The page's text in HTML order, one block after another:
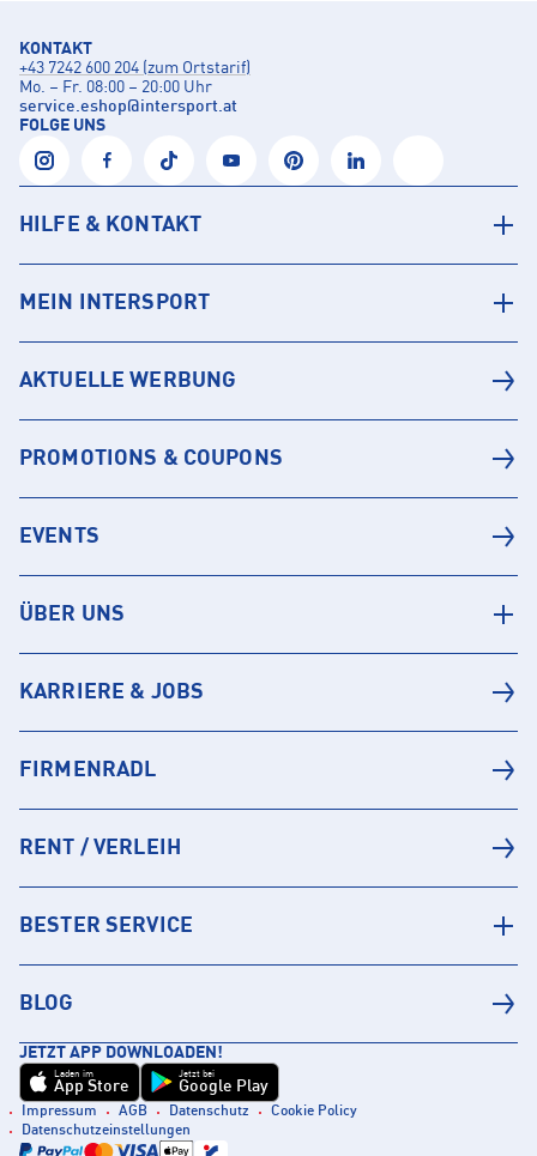
KONTAKT
+43 7242 600 204 (zum Ortstarif)
Mo. – Fr. 08:00 – 20:00 Uhr
service.eshop@intersport.at
FOLGE UNS
HILFE & KONTAKT
MEIN INTERSPORT
AKTUELLE WERBUNG
PROMOTIONS & COUPONS
EVENTS
ÜBER UNS
KARRIERE & JOBS
FIRMENRADL
RENT / VERLEIH
BESTER SERVICE
BLOG
JETZT APP DOWNLOADEN!
Laden im
App Store
Jetzt bei
Google Play
Impressum AGB Datenschutz
Cookie Policy
Datenschutzeinstellungen